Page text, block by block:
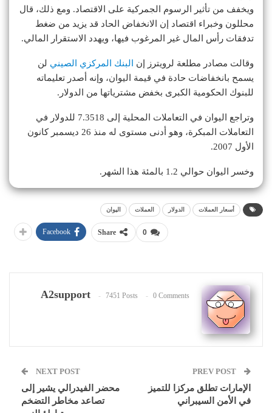
ويخفف من تأثير الرسوم الجمركية على الاقتصاد. ومع ذلك، قال
محللون وخبراء اقتصاد إن الانخفاض الحاد قد يزيد من ضغط
تدفقات رأس المال غير المرغوب فيها، ويهدد الاستقرار المالي.
وقالت مصادر مطلعة لرويترز إن البنك المركزي الصيني لن
يسمح بانخفاضات حادة في قيمة اليوان، وإنه أصدر تعليماته
للبنوك الحكومية الكبرى بخفض مشترياتها من الدولار.
وتراجع اليوان في التعاملات المحلية إلى 7.3518 للدولار في
التعاملات المبكرة، وهو أدنى مستوى له منذ 26 ديسمبر كانون
الأول 2007.
وخسر اليوان حوالي 1.2 بالمئة هذا الشهر.
أسعار العملات الدولار العملات اليوان
0
Share
Facebook
A2support 7451 Posts 0 Comments
الإمارات تطلق مركزا للتميز
في الأمن السيبراني
NEXT POST
محضر الفيدرالي يشير إلى
تصاعد مخاطر التضخم